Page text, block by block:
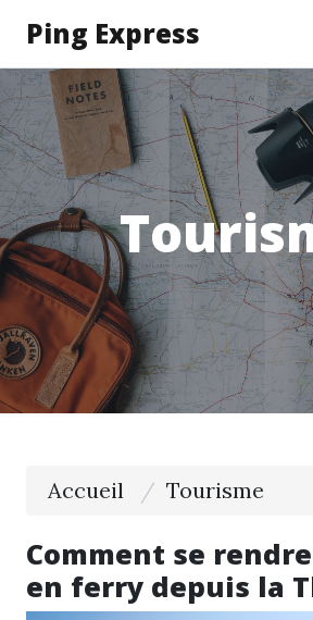
Ping Express
Accueil Tourisme
Comment se
en ferry depuis la